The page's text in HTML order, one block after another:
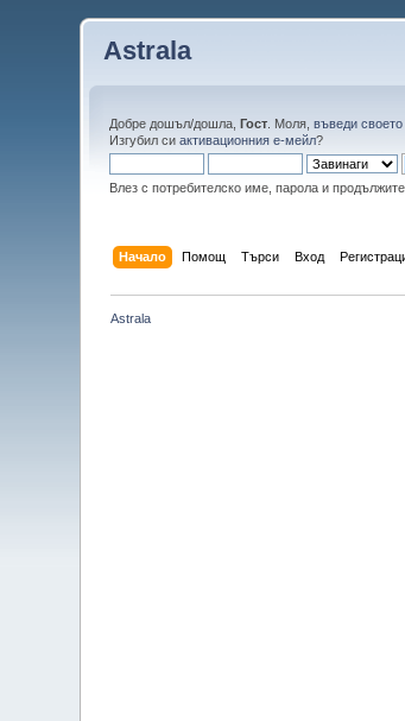
Astrala
Добре дошъл/дошла,Гост . Моля,въведи
Изгубил сиактивационния е-мейл?
Влез с потребителско име, парола и
Начало Помощ Търси Вход
Astrala